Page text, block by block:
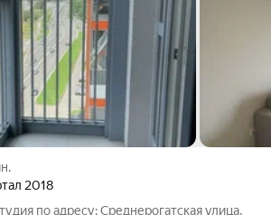
2018
по адресу: Среднерогатская улица,